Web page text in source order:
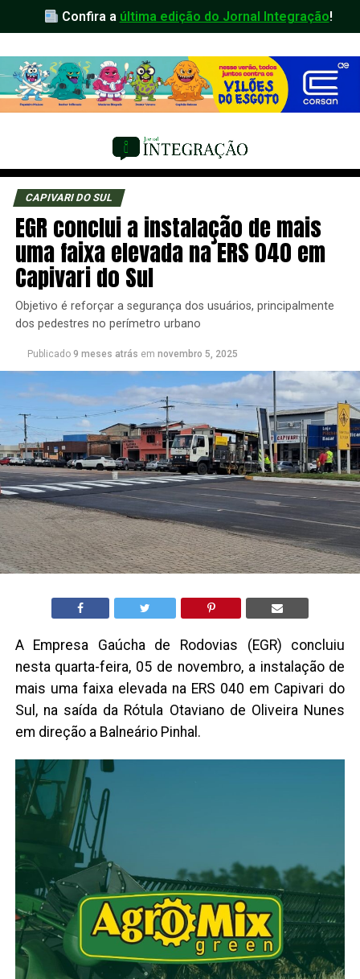
Confira a última edição do Jornal Integração!
CAPIVARI DO SUL
EGR conclui a instalação de mais
uma faixa elevada na ERS 040 em
Capivari do Sul
Objetivo é reforçar a segurança dos usuários, principalmente
dos pedestres no perímetro urbano
Publicado 9 meses atrás em novembro 5, 2025
A Empresa Gaúcha de Rodovias (EGR) concluiu
nesta quarta-feira, 05 de novembro, a instalação de
mais uma faixa elevada na ERS 040 em Capivari do
Sul, na saída da Rótula Otaviano de Oliveira Nunes
em direção a Balneário Pinhal.